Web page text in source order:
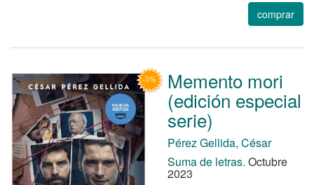
comprar
Memento mori
(edición especial
serie)
Pérez Gellida, César
Suma de letras. Octubre
2023